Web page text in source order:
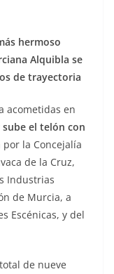
hermoso
Alquibla se
de trayectoria
acometidas en
sube el telón con
la Concejalía
de la Cruz,
Industrias
de Murcia, a
Escénicas, y del
de nueve